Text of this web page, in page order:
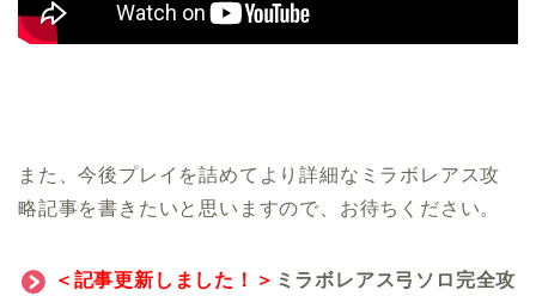
また、今後プレイを詰めてより詳細なミラボレアス攻
略記事を書きたいと思いますので、お待ちください。
＜記事更新しました！＞ ミラボレアス弓ソロ完全攻